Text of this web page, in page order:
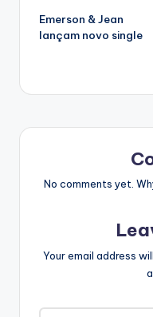
navigation
Emerson & Jean
lançam novo single
No comments yet.
Your email address